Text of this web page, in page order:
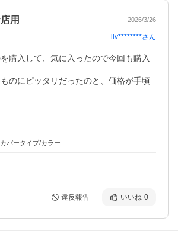
用 2026/3/26
llv********さん
購入して、気に入ったので今回も購入
のにピッタリだったのと、価格が手頃
バータイプ/カラー
違反報告 いいね 0